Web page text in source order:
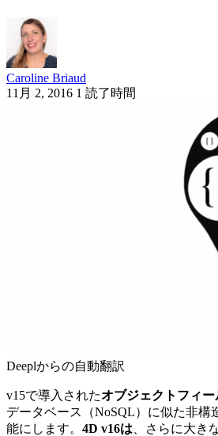
Caroline Briaud
11月 2, 2016 1 読了時間
Deeplからの自動翻訳
v15で導入されたオブジェクトフィー
データベース（NoSQL）に似た非構
能にします。 4D v16は 、さらに大き